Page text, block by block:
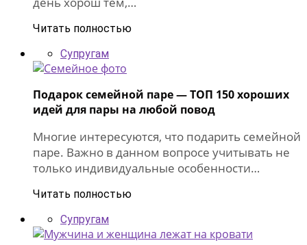
Читать полностью
Супругам
Подарок семейной паре — ТОП 150 хороших
идей для пары на любой повод
Многие интересуются, что подарить семейной
паре. Важно в данном вопросе учитывать не
только индивидуальные особенности…
Читать полностью
Супругам